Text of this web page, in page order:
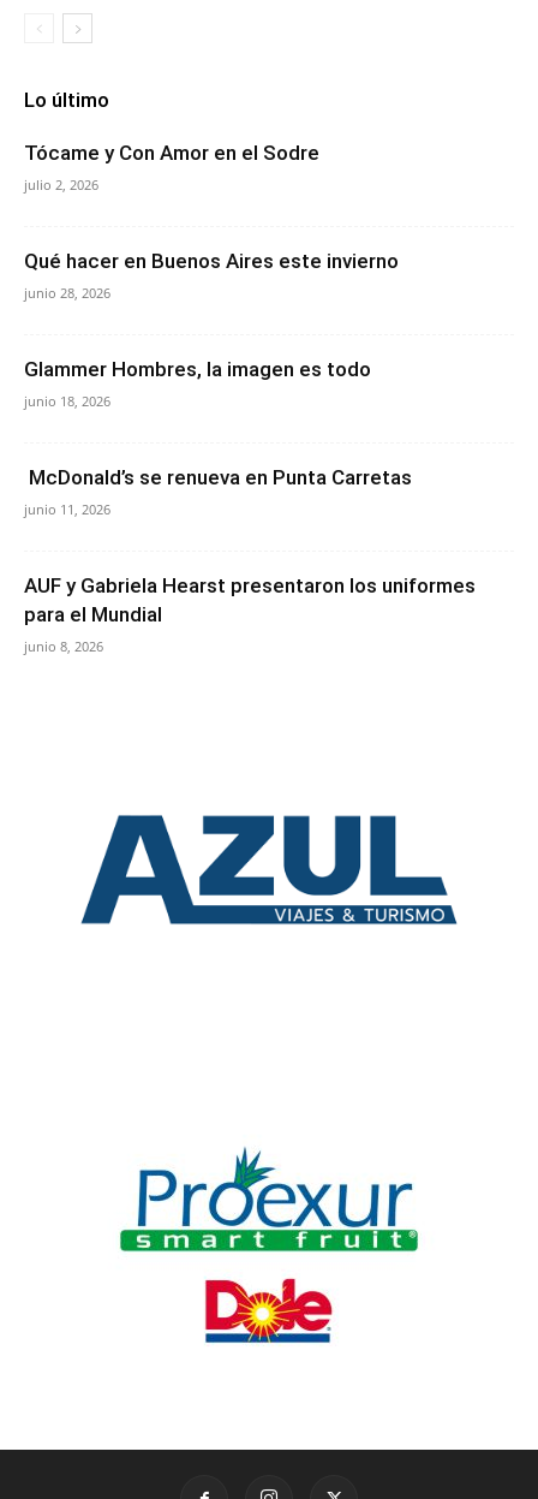
Lo último
Tócame y Con Amor en el Sodre
julio 2, 2026
Qué hacer en Buenos Aires este invierno
junio 28, 2026
Glammer Hombres, la imagen es todo
junio 18, 2026
McDonald’s se renueva en Punta Carretas
junio 11, 2026
AUF y Gabriela Hearst presentaron los uniformes
para el Mundial
junio 8, 2026